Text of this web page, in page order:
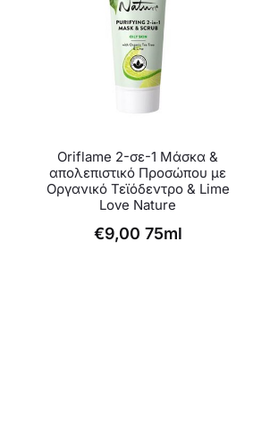
Oriflame 2-σε-1 Μάσκα &
απολεπιστικό Προσώπου με
Οργανικό Τεϊόδεντρο & Lime
Love Nature
€9,00 75ml